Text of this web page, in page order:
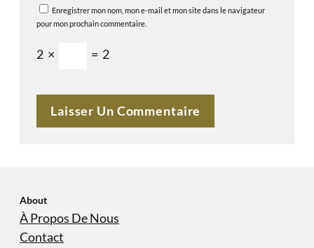
Enregistrer mon nom, mon e-mail et mon site dans le navigateur
pour mon prochain commentaire.
2 × = 2
About
À Propos De Nous
Contact